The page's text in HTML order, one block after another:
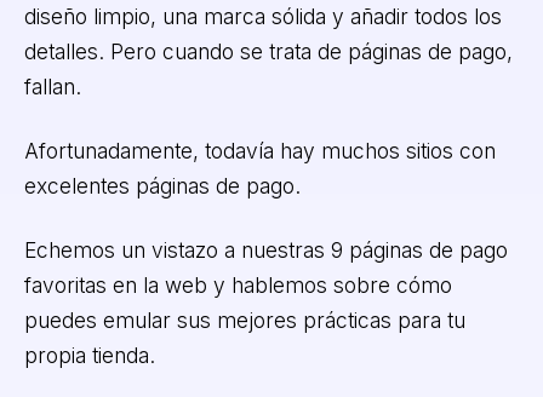
diseño limpio, una marca sólida y añadir todos los
detalles. Pero cuando se trata de páginas de pago,
fallan.
Afortunadamente, todavía hay muchos sitios con
excelentes páginas de pago.
Echemos un vistazo a nuestras 9 páginas de pago
favoritas en la web y hablemos sobre cómo
puedes emular sus mejores prácticas para tu
propia tienda.